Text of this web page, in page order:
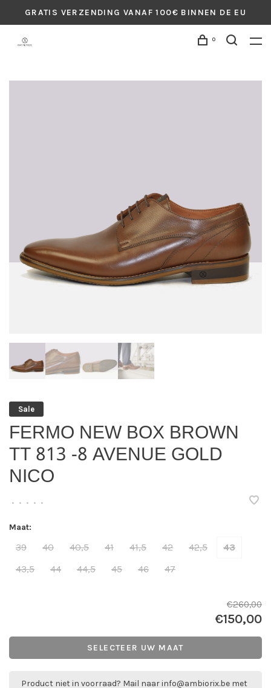
GRATIS VERZENDING VANAF 100€ BINNEN DE EU
0
Sale
FERMO NEW BOX BROWN
TT 813 -8 AVENUE GOLD
NICO
• • • • •
Maat:
39 40 40,5 41 41,5 42 42,5
43
43,5
44 44,5 45 46 47
€260,00
€150,00
SELECTEER UW MAAT
Product niet in voorraad? Mail naarinfo@ambiorix.be met